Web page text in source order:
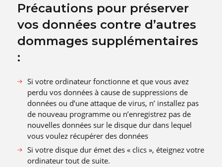
Précautions pour préserver
vos données contre d’autres
dommages supplémentaires
:
Si votre ordinateur fonctionne et que vous avez
perdu vos données à cause de suppressions de
données ou d’une attaque de virus, n’ installez pas
de nouveau programme ou n’enregistrez pas de
nouvelles données sur le disque dur dans lequel
vous voulez récupérer des données
Si votre disque dur émet des « clics », éteignez votre
ordinateur tout de suite.